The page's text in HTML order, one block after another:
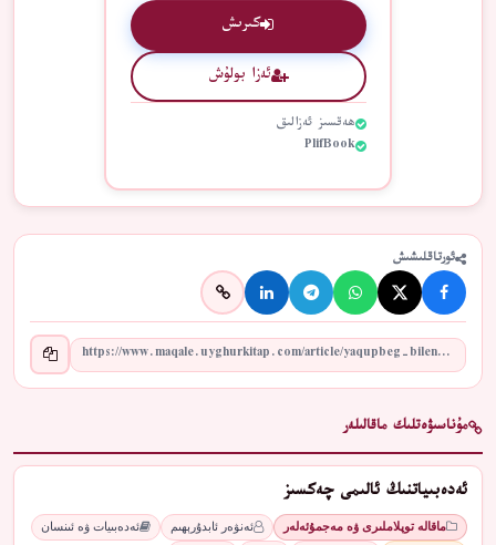
كىرىش
ئەزا بولۇش
ھەقسىز ئەزالىق
PlifBook
ئورتاقلىشىش
مۇناسىۋەتلىك ماقالىلەر
ئەدەبىياتنىڭ ئالىمى چەكسىز
ماقالە توپلاملىرى ۋە مەجمۇئەلەر ئەنۋەر ئابدۇرېھىم
ئەدەبىيات ۋە ئىنسان